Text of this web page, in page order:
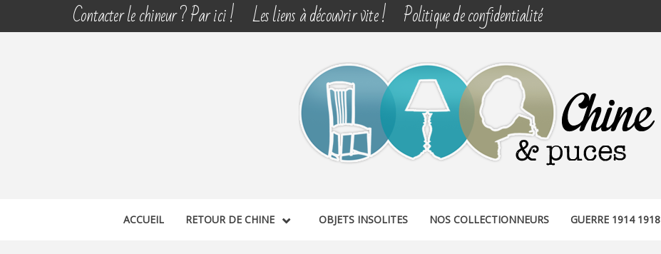
Contacter le chineur ? Par ici ! Les liens à découvrir vite ! Politique de confidentialité
CHINE & PUCES
ACCUEIL RETOUR DE CHINE OBJETS INSOLITES NOS COLLECTIONNEURS GUERRE 1914 1918